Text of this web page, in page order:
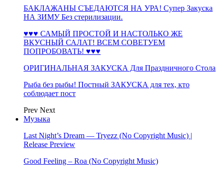
БАКЛАЖАНЫ СЪЕДАЮТСЯ НА УРА! Супер Закуска
НА ЗИМУ Без стерилизации.
♥♥♥ САМЫЙ ПРОСТОЙ И НАСТОЛЬКО ЖЕ
ВКУСНЫЙ САЛАТ! ВСЕМ СОВЕТУЕМ
ПОПРОБОВАТЬ! ♥♥♥
ОРИГИНАЛЬНАЯ ЗАКУСКА Для Праздничного Стола
Рыба без рыбы! Постный ЗАКУСКА для тех, кто
соблюдает пост
Prev Next
Музыка
Last Night’s Dream — Tryezz (No Copyright Music) |
Release Preview
Good Feeling – Roa (No Copyright Music)